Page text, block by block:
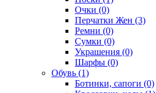
Очки (0)
Перчатки Жен (3)
Ремни (0)
Сумки (0)
Украшения (0)
Шарфы (0)
Обувь (1)
Ботинки, сапоги (0)